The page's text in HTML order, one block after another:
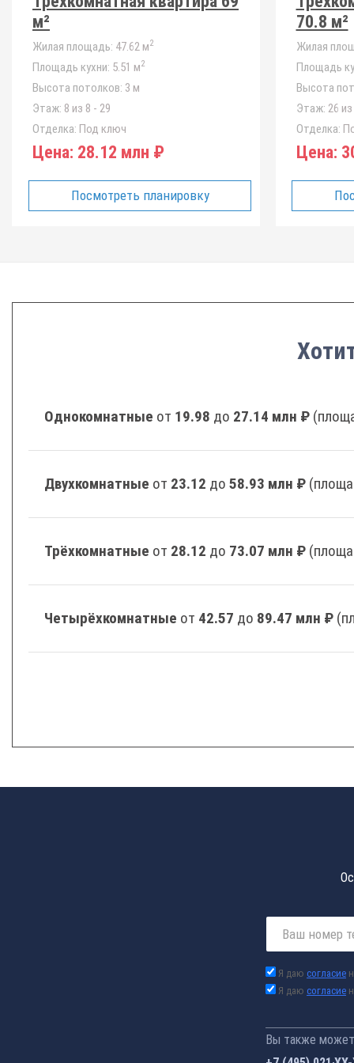
м²
Жилая площадь: 47.62 м2
Площадь кухни: 5.51 м2
Высота потолков: 3 м
Этаж: 8 из 8 - 29
Отделка: Под ключ
Цена: 28.12 млн ₽
Посмотреть планировку
70.8 м²
Жилая
Площадь
Высота
Этаж: 26
Отделка:
Цена:
Однокомнатные от 19.98 до 27.14 млн ₽
Двухкомнатные от 23.12 до 58.93 млн ₽
Трёхкомнатные от 28.12 до 73.07 млн ₽
Четырёхкомнатные от 42.57 до 89.47 млн ₽
Я даю согласие
Я даю согласие
Вы также